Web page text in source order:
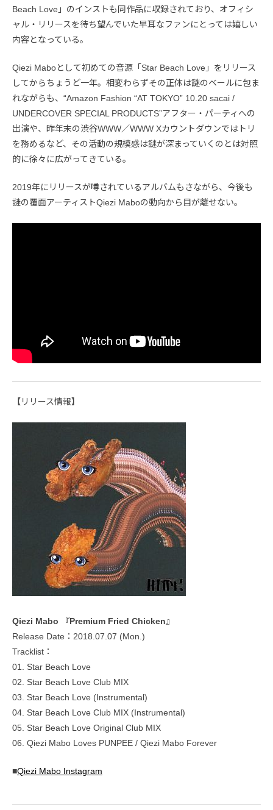
Beach Love」のインストも同作品に収録されており、オフィシ
ャル・リリースを待ち望んでいた早耳なファンにとっては嬉しい
内容となっている。
Qiezi Maboとして初めての音源「Star Beach Love」をリリース
してからちょうど一年。相変わらずその正体は謎のベールに包ま
れながらも、“Amazon Fashion “AT TOKYO” 10.20 sacai /
UNDERCOVER SPECIAL PRODUCTS”アフター・パーティへの
出演や、昨年末の渋谷WWW／WWW Xカウントダウンではトリ
を務めるなど、その活動の規模感は謎が深まっていくのとは対照
的に徐々に広がってきている。
2019年にリリースが噂されているアルバムもさながら、今後も
謎の覆面アーティストQiezi Maboの動向から目が離せない。
【リリース情報】
Qiezi Mabo 『Premium Fried Chicken』
Release Date：2018.07.07 (Mon.)
Tracklist：
01. Star Beach Love
02. Star Beach Love Club MIX
03. Star Beach Love (Instrumental)
04. Star Beach Love Club MIX (Instrumental)
05. Star Beach Love Original Club MIX
06. Qiezi Mabo Loves PUNPEE / Qiezi Mabo Forever
■Qiezi Mabo Instagram